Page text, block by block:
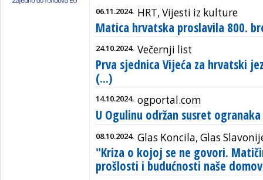
06.11.2024. HRT, Vijesti iz kulture
Matica hrvatska proslavila 800.
24.10.2024. Večernji list
Prva sjednica Vijeća za hrvatski
(...)
14.10.2024. ogportal.com
U Ogulinu održan susret
08.10.2024. Glas Koncila, Glas
"Kriza o kojoj se ne govori.
prošlosti i budućnosti naše